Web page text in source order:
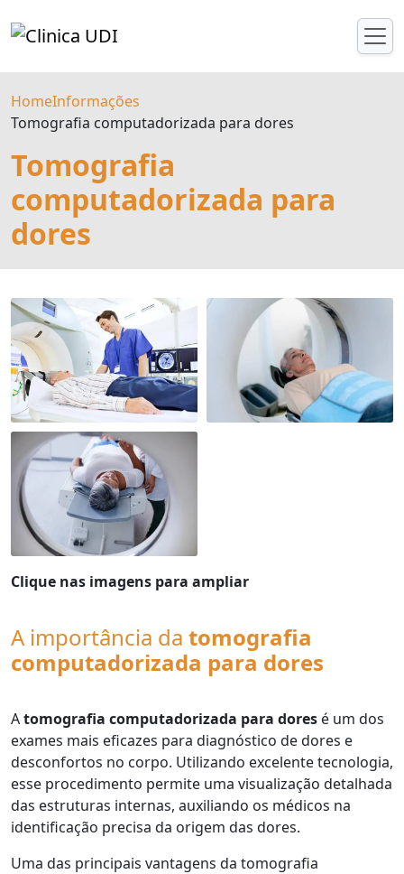
HomeInformações
Tomografia computadorizada para dores
Tomografia
computadorizada para
dores
Clique nas imagens para ampliar
A importância da tomografia
computadorizada para dores
Atomografia computadorizada para dores é um dos
exames mais eficazes para diagnóstico de dores e
desconfortos no corpo. Utilizando excelente tecnologia,
esse procedimento permite uma visualização detalhada
das estruturas internas, auxiliando os médicos na
identificação precisa da origem das dores.
Uma das principais vantagens da tomografia